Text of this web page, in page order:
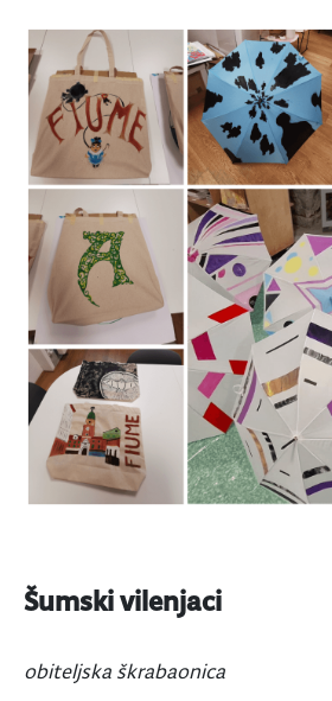
Šumski vilenjaci
obiteljska škrabaonica